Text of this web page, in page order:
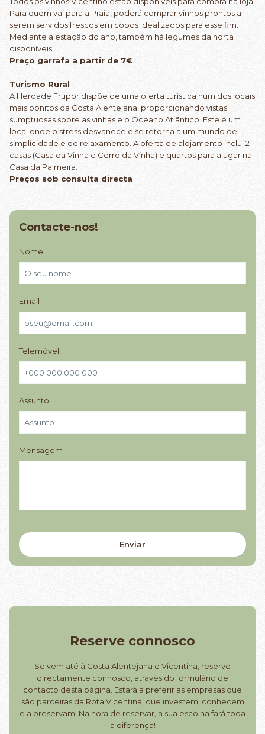
Para quem vai para a Praia, poderá comprar vinhos prontos a
serem servidos frescos em copos idealizados para esse fim.
Mediante a estação do ano, também há legumes da horta
disponíveis.
Preço garrafa a partir de 7€
Turismo Rural
A Herdade Frupor dispõe de uma oferta turística num dos locais
mais bonitos da Costa Alentejana, proporcionando vistas
sumptuosas sobre as vinhas e o Oceano Atlântico. Este é um
local onde o stress desvanece e se retorna a um mundo de
simplicidade e de relaxamento. A oferta de alojamento inclui 2
casas (Casa da Vinha e Cerro da Vinha) e quartos para alugar na
Casa da Palmeira.
Preços sob consulta directa
Contacte-nos!
Nome
Email
Telemóvel
Assunto
Mensagem
Reserve connosco
Se vem até à Costa Alentejana e Vicentina, reserve
directamente connosco, através do formulário de
contacto desta página. Estará a preferir as empresas que
são parceiras da Rota Vicentina, que investem, conhecem
e a preservam. Na hora de reservar, a sua escolha fará toda
a diferença!